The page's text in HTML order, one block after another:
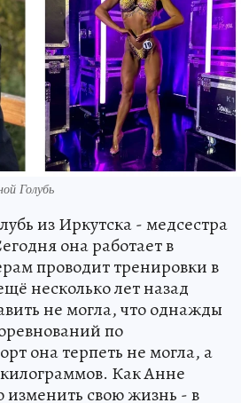
Голубь
из Иркутска - медсестра
она работает в
проводит тренировки в
несколько лет назад
не могла, что однажды
по
она терпеть не могла, а
килограммов. Как Анне
изменить свою жизнь - в